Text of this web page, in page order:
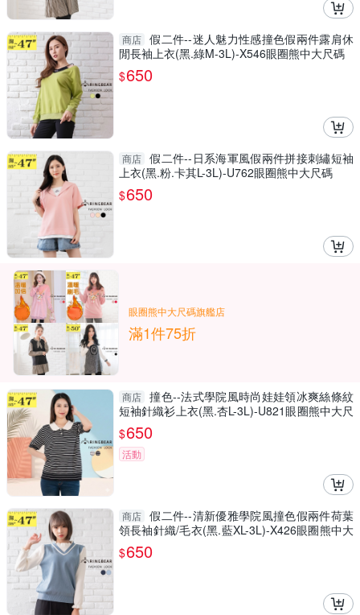
商店 假二件--迷人魅力性感撞色假兩件露肩休
閒長袖上衣(黑.綠M-3L)-X546眼圈熊中大尺碼
$650
商店 假二件--日系海軍風假兩件拼接刺繡短袖
上衣(黑.粉.卡其L-3L)-U762眼圈熊中大尺碼
$650
眼圈熊中大尺碼旗艦店
滿1件75折
商店 撞色--法式學院風時尚娃娃領冰爽絲條紋
短袖針織衫上衣(黑.杏L-3L)-U821眼圈熊中大尺
碼
$650
活動
商店 假二件--清新優雅學院風撞色假兩件荷葉
領長袖針織/毛衣(黑.藍XL-3L)-X426眼圈熊中大
尺碼
$650